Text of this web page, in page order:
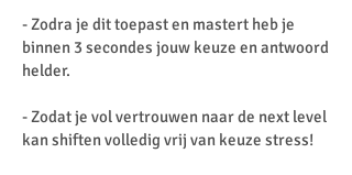
- Zodra je dit toepast en mastert heb je
binnen 3 secondes jouw keuze en antwoord
helder.
- Zodat je vol vertrouwen naar de next level
kan shiften volledig vrij van keuze stress!